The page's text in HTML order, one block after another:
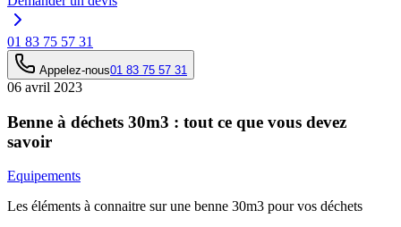
01 83 75 57 31
Appelez-nous01 83 75 57 31
06 avril 2023
Benne à déchets 30m3 : tout ce que vous devez
savoir
Equipements
Les éléments à connaitre sur une benne 30m3 pour vos déchets